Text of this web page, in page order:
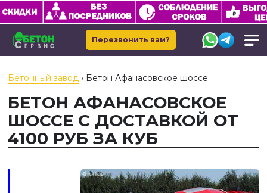
Перезвонить вам?
Бетонный завод › Бетон Афанасовское шоссе
БЕТОН АФАНАСОВСКОЕ
ШОССЕ С ДОСТАВКОЙ ОТ
4100 РУБ ЗА КУБ